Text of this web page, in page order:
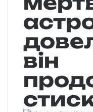
він